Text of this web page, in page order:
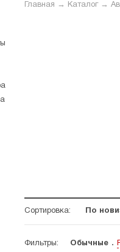
Главная → Каталог→
Сортировка: По
Фильтры: Обычные